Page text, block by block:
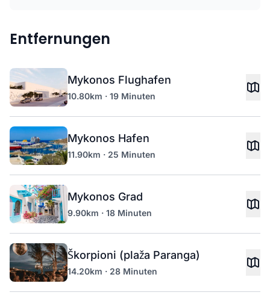
Entfernungen
Mykonos Flughafen
10.80km · 19 Minuten
Mykonos Hafen
11.90km · 25 Minuten
Mykonos Grad
9.90km · 18 Minuten
Škorpioni (plaža Paranga)
14.20km · 28 Minuten